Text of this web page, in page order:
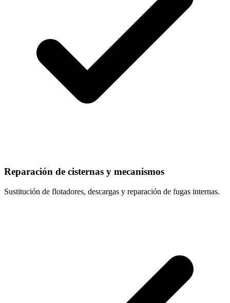
Reparación de cisternas y mecanismos
Sustitución de flotadores, descargas y reparación de fugas internas.